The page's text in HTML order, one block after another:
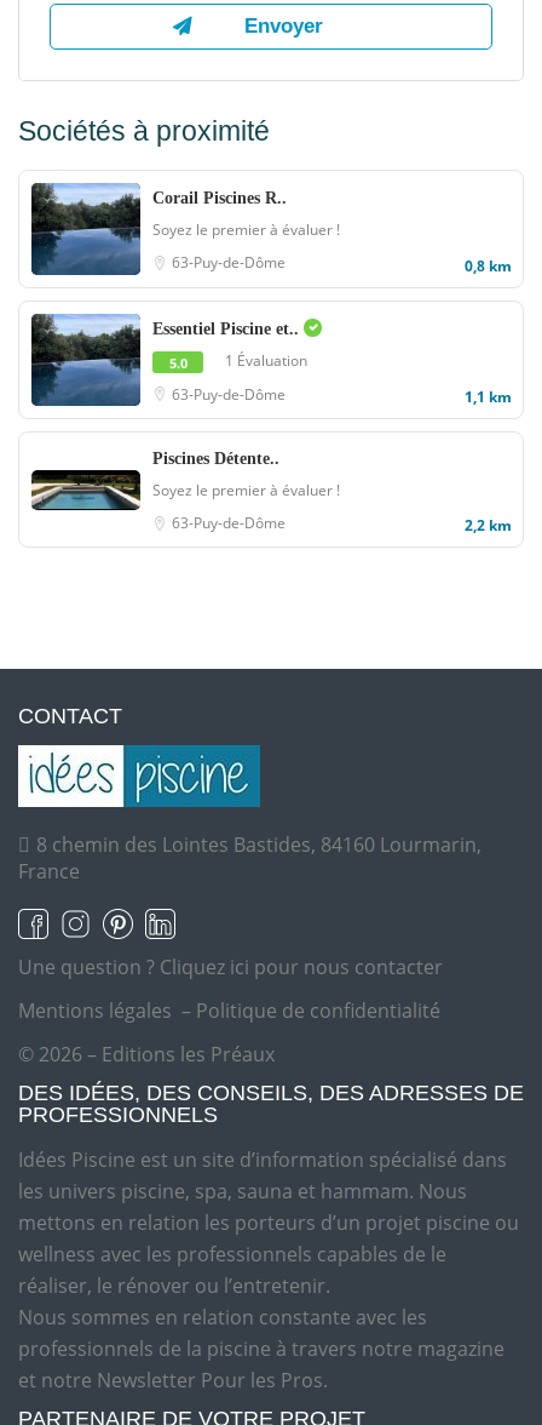
Sociétés à proximité
Corail Piscines R..
Soyez le premier à évaluer !
63-Puy-de-Dôme
0,8 km
Essentiel Piscine et..
5.0
1 Évaluation
63-Puy-de-Dôme
1,1 km
Piscines Détente..
Soyez le premier à évaluer !
63-Puy-de-Dôme
2,2 km
CONTACT
8 chemin des Lointes Bastides, 84160 Lourmarin,
France
Une question ? Cliquez ici pour nous contacter
Mentions légales – Politique de confidentialité
© 2026 – Editions les Préaux
DES IDÉES, DES CONSEILS, DES ADRESSES DE
PROFESSIONNELS
Idées Piscine est un site d’information spécialisé dans
les univers piscine, spa, sauna et hammam. Nous
mettons en relation les porteurs d’un projet piscine ou
wellness avec les professionnels capables de le
réaliser, le rénover ou l’entretenir.
Nous sommes en relation constante avec les
professionnels de la piscine à travers notre magazine
et notre Newsletter Pour les Pros.
PARTENAIRE DE VOTRE PROJET